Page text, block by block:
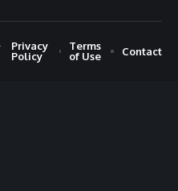
Privacy
Policy
Terms
of Use
Contact